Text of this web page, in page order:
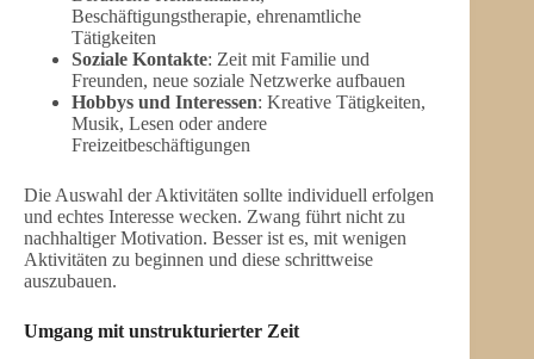
Beschäftigungstherapie, ehrenamtliche
Tätigkeiten
Soziale Kontakte: Zeit mit Familie und
Freunden, neue soziale Netzwerke aufbauen
Hobbys und Interessen: Kreative Tätigkeiten,
Musik, Lesen oder andere
Freizeitbeschäftigungen
Die Auswahl der Aktivitäten sollte individuell erfolgen
und echtes Interesse wecken. Zwang führt nicht zu
nachhaltiger Motivation. Besser ist es, mit wenigen
Aktivitäten zu beginnen und diese schrittweise
auszubauen.
Umgang mit unstrukturierter Zeit